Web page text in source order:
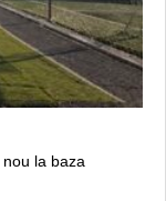
la baza